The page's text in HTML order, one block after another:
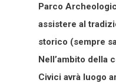
Parco
assistere al
storico (sempre
Nell’ambito della
Civici avrà luogo